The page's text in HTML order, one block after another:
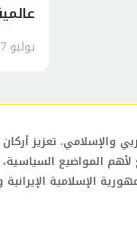
يوليو 27, 2026
والإسلامي. تعزيز أركان
المواضيع السياسية،
الإسلامية